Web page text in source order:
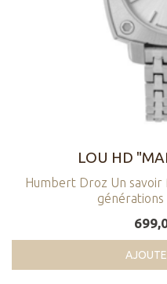
LOU HD
Humbert Droz Un